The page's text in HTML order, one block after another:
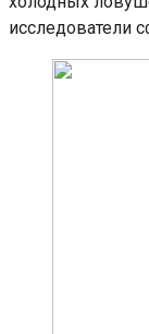
исследователи